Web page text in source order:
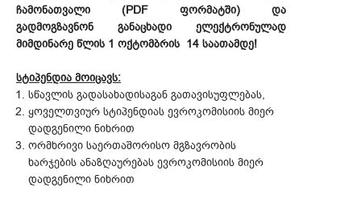
ჩამონათვალი (PDF ფორმატში) და
გადმოგზავნონ განაცხადი ელექტრონულად
მიმდინარე წლის 1 ოქტომბრის 14 საათამდე!
სტიპენდია მოიცავს:
სწავლის გადასახადისაგან გათავისუფლებას,
ყოველთვიურ სტიპენდიას ევროკომისიის მიერ
დადგენილი ნიხრით
ორმხრივი საერთაშორისო მგზავრობის
ხარჯების ანაზღაურებას ევროკომისიის მიერ
დადგენილი ნიხრით